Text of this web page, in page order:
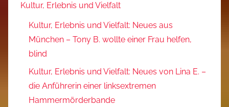
Kultur, Erlebnis und Vielfalt
Kultur, Erlebnis und Vielfalt: Neues aus
München – Tony B. wollte einer Frau helfen,
blind
Kultur, Erlebnis und Vielfalt: Neues von Lina E. –
die Anführerin einer linksextremen
Hammermörderbande